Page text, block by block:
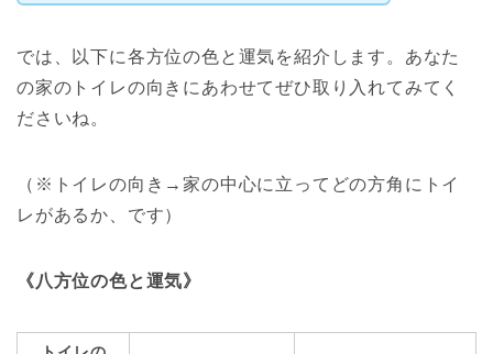
では、以下に各方位の色と運気を紹介します。あなた
の家のトイレの向きにあわせてぜひ取り入れてみてく
ださいね。
（※トイレの向き→家の中心に立ってどの方角にトイ
レがあるか、です）
《八方位の色と運気》